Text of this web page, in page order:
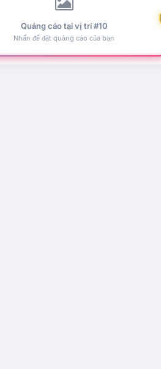
Quảng cáo tại vị trí #10
Nhấn để đặt quảng cáo của bạn